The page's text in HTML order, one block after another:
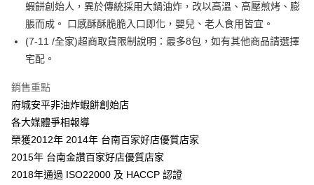
悠遊付
Google Pay
全盈+PAY
ATM付款
運送方式
全家取貨付款699免運
每筆NT$70，滿NT$699(含以上)免運費
蝦餅創始人，異於傳統採用大鍋油炸，改以高溫、高壓煎烤、膨
脹而成。 口感酥酥脆脆入口即化，嬰兒、老人食用皆宜。
(7-11 /全家)超商取貨限制說明：最多8包，如有其他商品請選擇
宅配。
銷售重點
府城安平非油炸蝦餅創始店
各大媒體爭相報導
榮獲2012年 2014年 台南百家好店優質店家
2015年 台南金讚百家好店優質店家
2018年通過 ISO22000 及 HACCP 認證